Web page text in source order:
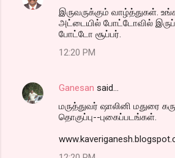
இருவருக்கும் வாழ்த்துகள்.
அட்டையில் போட்டோவில்
போட்டோ சூப்பர்.
12:20 PM
Ganesan said…
மருத்துவர் ஷாலினி மதுரை
தொகுப்பு--புகைப்படங்கள்.